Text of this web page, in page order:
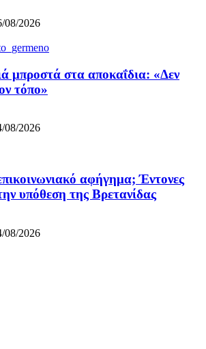
08/2026
μπροστά στα αποκαΐδια: «Δεν
τόπο»
08/2026
αφήγημα; Έντονες
υπόθεση της Βρετανίδας
08/2026